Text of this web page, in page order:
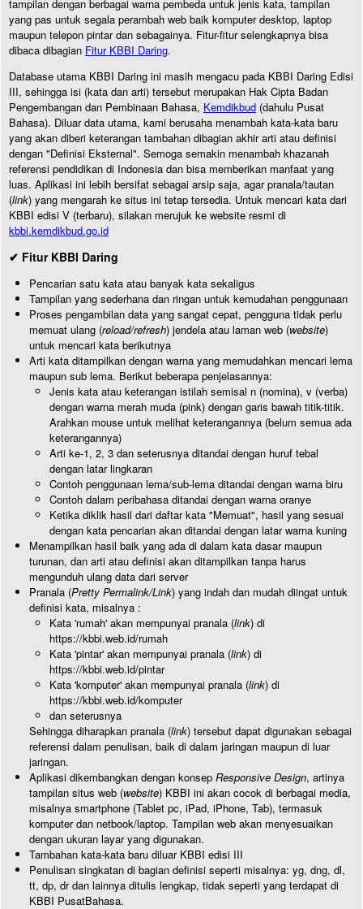
tampilan dengan berbagai warna pembeda untuk jenis kata, tampilan
yang pas untuk segala perambah web baik komputer desktop, laptop
maupun telepon pintar dan sebagainya. Fitur-fitur selengkapnya bisa
dibaca dibagian Fitur KBBI Daring.
Database utama KBBI Daring ini masih mengacu pada KBBI Daring Edisi
III, sehingga isi (kata dan arti) tersebut merupakan Hak Cipta Badan
Pengembangan dan Pembinaan Bahasa, Kemdikbud (dahulu Pusat
Bahasa). Diluar data utama, kami berusaha menambah kata-kata baru
yang akan diberi keterangan tambahan dibagian akhir arti atau definisi
dengan "Definisi Eksternal". Semoga semakin menambah khazanah
referensi pendidikan di Indonesia dan bisa memberikan manfaat yang
luas. Aplikasi ini lebih bersifat sebagai arsip saja, agar pranala/tautan
(link) yang mengarah ke situs ini tetap tersedia. Untuk mencari kata dari
KBBI edisi V (terbaru), silakan merujuk ke website resmi di
kbbi.kemdikbud.go.id
✔ Fitur KBBI Daring
Pencarian satu kata atau banyak kata sekaligus
Tampilan yang sederhana dan ringan untuk kemudahan penggunaan
Proses pengambilan data yang sangat cepat, pengguna tidak perlu
memuat ulang (reload/refresh) jendela atau laman web (website)
untuk mencari kata berikutnya
Arti kata ditampilkan dengan warna yang memudahkan mencari lema
maupun sub lema. Berikut beberapa penjelasannya:
Jenis kata atau keterangan istilah semisal n (nomina), v (verba)
dengan warna merah muda (pink) dengan garis bawah titik-titik.
Arahkan mouse untuk melihat keterangannya (belum semua ada
keterangannya)
Arti ke-1, 2, 3 dan seterusnya ditandai dengan huruf tebal
dengan latar lingkaran
Contoh penggunaan lema/sub-lema ditandai dengan warna biru
Contoh dalam peribahasa ditandai dengan warna oranye
Ketika diklik hasil dari daftar kata "Memuat", hasil yang sesuai
dengan kata pencarian akan ditandai dengan latar warna kuning
Menampilkan hasil baik yang ada di dalam kata dasar maupun
turunan, dan arti atau definisi akan ditampilkan tanpa harus
mengunduh ulang data dari server
Pranala (Pretty Permalink/Link) yang indah dan mudah diingat untuk
definisi kata, misalnya :
Kata 'rumah' akan mempunyai pranala (link) di
https://kbbi.web.id/rumah
Kata 'pintar' akan mempunyai pranala (link) di
https://kbbi.web.id/pintar
Kata 'komputer' akan mempunyai pranala (link) di
https://kbbi.web.id/komputer
dan seterusnya
Sehingga diharapkan pranala (link) tersebut dapat digunakan sebagai
referensi dalam penulisan, baik di dalam jaringan maupun di luar
jaringan.
Aplikasi dikembangkan dengan konsep Responsive Design, artinya
tampilan situs web (website) KBBI ini akan cocok di berbagai media,
misalnya smartphone (Tablet pc, iPad, iPhone, Tab), termasuk
komputer dan netbook/laptop. Tampilan web akan menyesuaikan
dengan ukuran layar yang digunakan.
Tambahan kata-kata baru diluar KBBI edisi III
Penulisan singkatan di bagian definisi seperti misalnya: yg, dng, dl,
tt, dp, dr dan lainnya ditulis lengkap, tidak seperti yang terdapat di
KBBI PusatBahasa.